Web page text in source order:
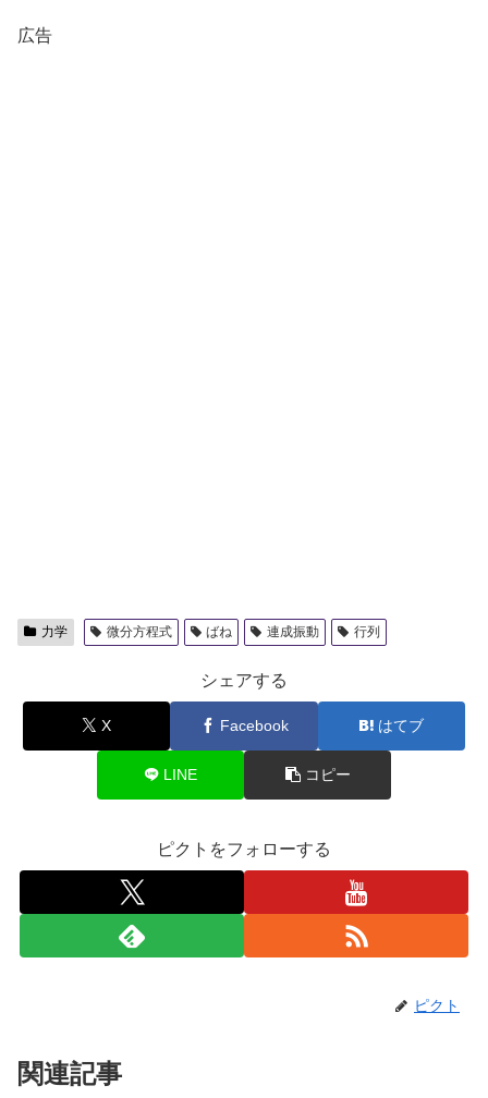
広告
力学 微分方程式 ばね 連成振動 行列
シェアする
X Facebook はてブ
LINE コピー
ピクトをフォローする
ピクト
関連記事